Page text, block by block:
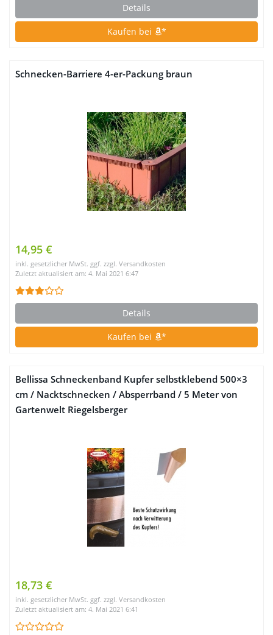
Details
Kaufen bei *
Schnecken-Barriere 4-er-Packung braun
14,95 €
inkl. gesetzlicher MwSt. ggf. zzgl. Versandkosten
Zuletzt aktualisiert am: 4. Mai 2021 6:47
Details
Kaufen bei *
Bellissa Schneckenband Kupfer selbstklebend 500×3
cm / Nacktschnecken / Absperrband / 5 Meter von
Gartenwelt Riegelsberger
18,73 €
inkl. gesetzlicher MwSt. ggf. zzgl. Versandkosten
Zuletzt aktualisiert am: 4. Mai 2021 6:41